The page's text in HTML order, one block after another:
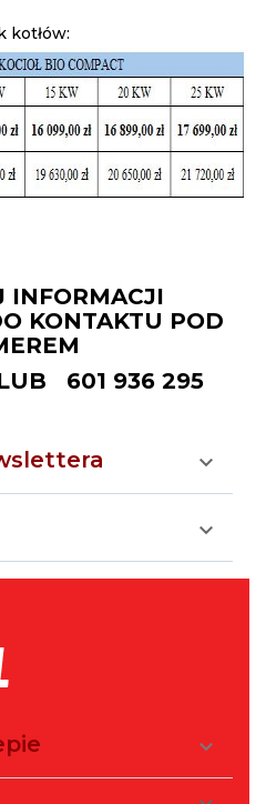
kotłów:
INFORMACJI
KONTAKTU POD
601 936 295


